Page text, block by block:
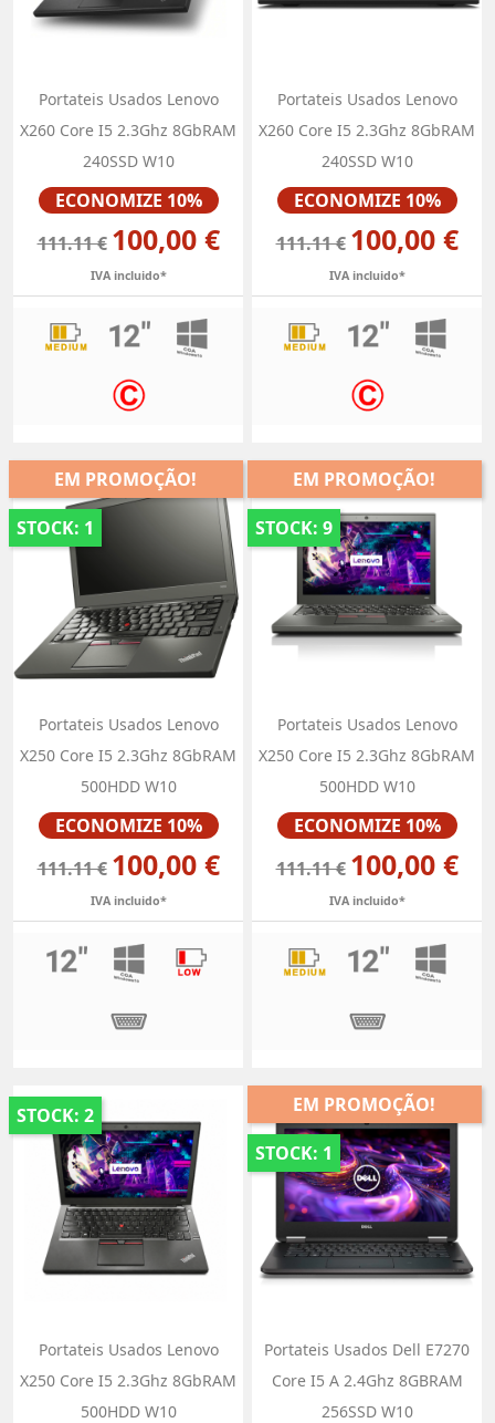
Portateis Usados Lenovo
X260 Core I5 2.3Ghz 8GbRAM
240SSD W10
Preço
ECONOMIZE 10%
111.11 € 100,00 €
IVA incluido*
Portateis Usados Lenovo
X260 Core I5 2.3Ghz 8GbRAM
240SSD W10
Preço
ECONOMIZE 10%
111.11 € 100,00 €
IVA incluido*
EM PROMOÇÃO!
STOCK: 1
Portateis Usados Lenovo
X250 Core I5 2.3Ghz 8GbRAM
500HDD W10
Preço
ECONOMIZE 10%
111.11 € 100,00 €
IVA incluido*
EM PROMOÇÃO!
STOCK: 9
Portateis Usados Lenovo
X250 Core I5 2.3Ghz 8GbRAM
500HDD W10
Preço
ECONOMIZE 10%
111.11 € 100,00 €
IVA incluido*
STOCK: 2
Portateis Usados Lenovo
X250 Core I5 2.3Ghz 8GbRAM
500HDD W10
EM PROMOÇÃO!
STOCK: 1
Portateis Usados Dell E7270
Core I5 A 2.4Ghz 8GBRAM
256SSD W10